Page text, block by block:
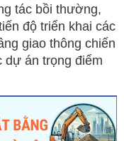
tác bồi thường,
độ triển khai các
giao thông chiến
dự án trọng điểm